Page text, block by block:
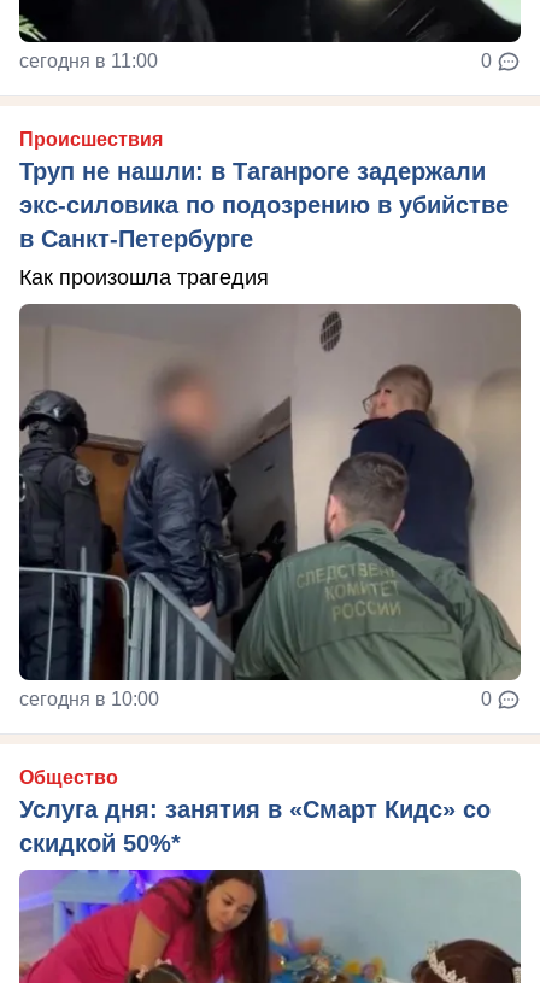
сегодня в 11:00 0
Происшествия
Труп не нашли: в Таганроге задержали
экс-силовика по подозрению в убийстве
в Санкт-Петербурге
Как произошла трагедия
сегодня в 10:00 0
Общество
Услуга дня: занятия в «Смарт Кидс» со
скидкой 50%*